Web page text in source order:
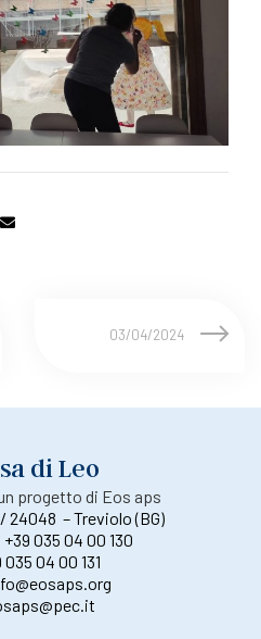
03/04/2024
di Leo
progetto di Eos aps
24048 – Treviolo (BG)
+39 035 04 00 130
035 04 00 131